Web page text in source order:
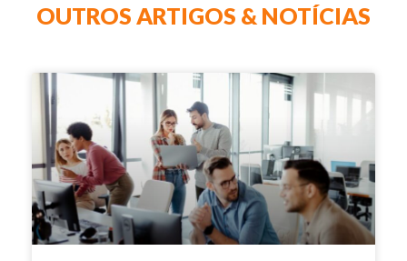
OUTROS ARTIGOS & NOTÍCIAS